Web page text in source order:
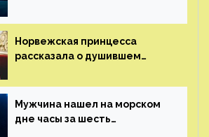
от фаната
Норвежская принцесса
рассказала о душившем
генерала
Мужчина нашел на морском
дне часы за шесть